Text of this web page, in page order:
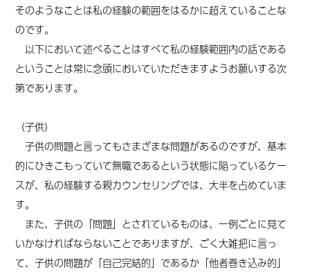
そのようなことは私の経験の範囲をはるかに超えていることな
のです。
以下において述べることはすべて私の経験範囲内の話である
ということは常に念頭においていただきますようお願いする次
第であります。
（子供）
子供の問題と言ってもさまざまな問題があるのですが、基本
的にひきこもっていて無職であるという状態に陥っているケー
スが、私の経験する親カウンセリングでは、大半を占めていま
す。
また、子供の「問題」とされているものは、一例ごとに見て
いかなければならないことでありますが、ごく大雑把に言っ
て、子供の問題が「自己完結的」であるか「他者巻き込み的」